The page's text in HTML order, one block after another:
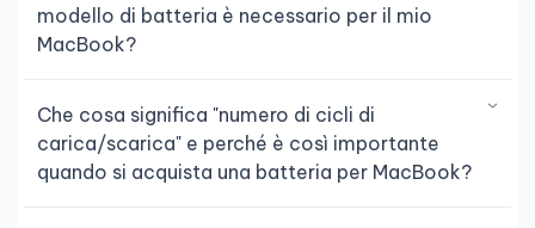
modello di batteria è necessario per il mio
MacBook?
Che cosa significa "numero di cicli di
carica/scarica" e perché è così importante
quando si acquista una batteria per MacBook?